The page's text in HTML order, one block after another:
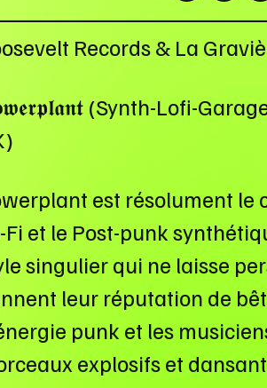
Records & La
(Synth-Lofi-
est résolument le
Fi et le Post-punk
singulier qui ne laisse
leur réputation de
punk et les
explosifs et